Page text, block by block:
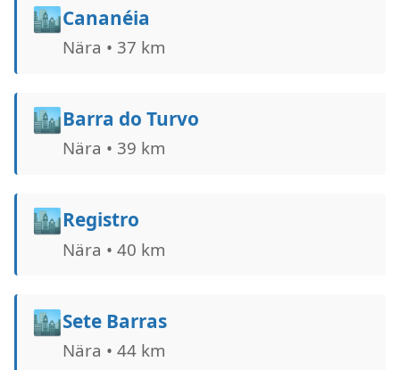
🏙️Cananéia
Nära • 37 km
🏙️Barra do Turvo
Nära • 39 km
🏙️Registro
Nära • 40 km
🏙️Sete Barras
Nära • 44 km